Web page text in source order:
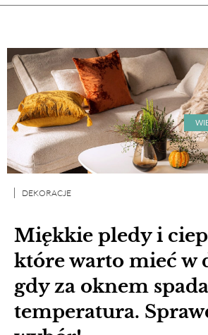
Miękkie pledy i
które warto mieć w
gdy za oknem spada
temperatura.
DEKORACJE